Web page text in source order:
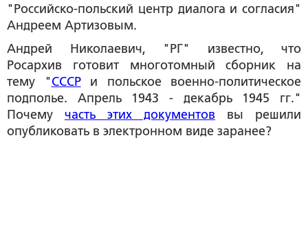
"Российско-польский центр диалога и согласия"
Андреем Артизовым.
Андрей Николаевич, "РГ" известно, что
Росархив готовит многотомный сборник на
тему "СССРи польское военно-политическое
подполье. Апрель 1943 - декабрь 1945 гг."
Почему часть этих документов вы решили
опубликовать в электронном виде заранее?